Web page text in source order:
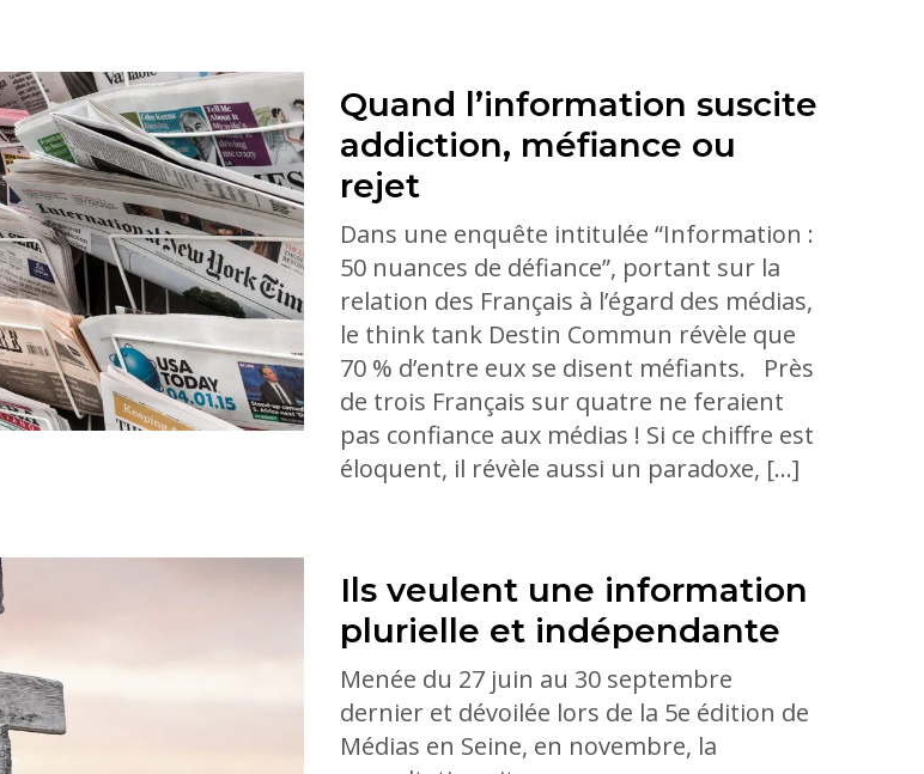
Quand l’information suscite
addiction, méfiance ou
rejet
Dans une enquête intitulée “Information :
50 nuances de défiance”, portant sur la
relation des Français à l’égard des médias,
le think tank Destin Commun révèle que
70 % d’entre eux se disent méfiants. Près
de trois Français sur quatre ne feraient
pas confiance aux médias ! Si ce chiffre est
éloquent, il révèle aussi un paradoxe, […]
Ils veulent une information
plurielle et indépendante
Menée du 27 juin au 30 septembre
dernier et dévoilée lors de la 5e édition de
Médias en Seine, en novembre, la